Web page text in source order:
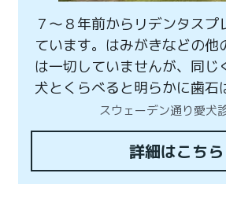
７〜８年前からリデンタスプ
ています。はみがきなどの他
は一切していませんが、同じ
犬とくらべると明らかに歯石
スウェーデン通り愛犬
詳細はこちら